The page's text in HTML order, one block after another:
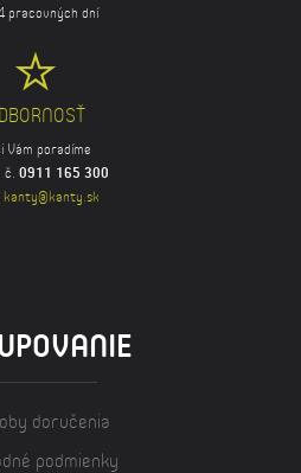
pracovných dní
Vám poradíme
č. 0911 165 300
kanty@kanty.sk
doručenia
podmienky